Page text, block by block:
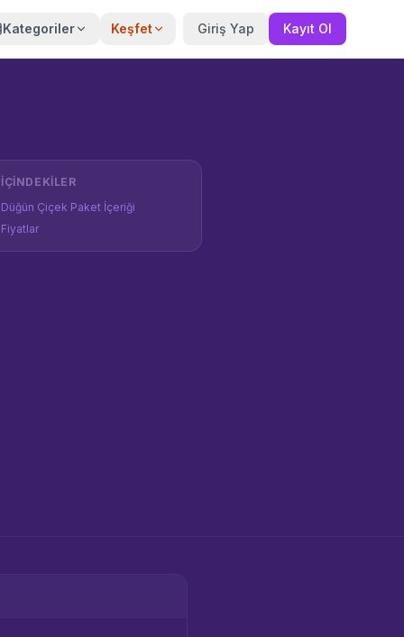
Kategoriler Keşfet Giriş Yap Kayıt Ol
İÇINDEKILER
Düğün Çiçek Paket İçeriği
Fiyatlar